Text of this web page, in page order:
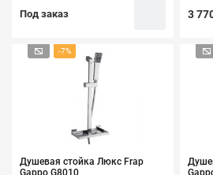
Под заказ 3
-7%
Душевая стойка Люкс Frap
Gappo G8010